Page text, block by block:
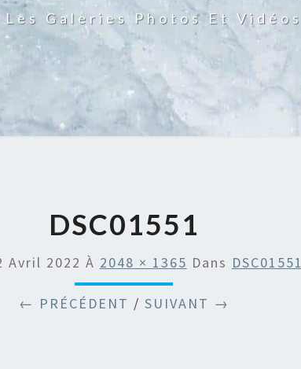
Galeries Photos Et Vidéos
DSC01551
Avril 2022 À 2048 × 1365 Dans DSC01551
← PRÉCÉDENT / SUIVANT →